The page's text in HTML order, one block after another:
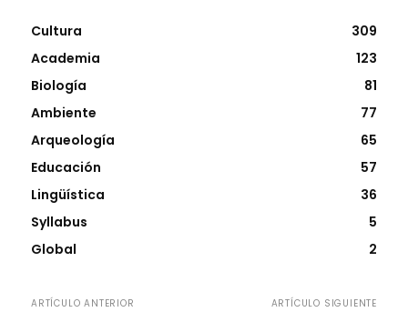
Cultura
309
Academia
123
Biología
81
Ambiente
77
Arqueología
65
Educación
57
Lingüística
36
Syllabus
5
Global
2
ARTÍCULO ANTERIOR ARTÍCULO SIGUIENTE